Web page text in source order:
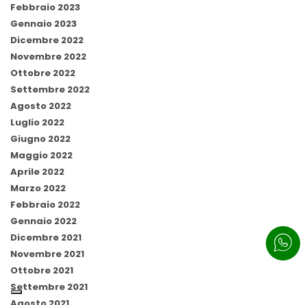
Febbraio 2023
Gennaio 2023
Dicembre 2022
Novembre 2022
Ottobre 2022
Settembre 2022
Agosto 2022
Luglio 2022
Giugno 2022
Maggio 2022
Aprile 2022
Marzo 2022
Febbraio 2022
Gennaio 2022
Dicembre 2021
Novembre 2021
Ottobre 2021
Settembre 2021